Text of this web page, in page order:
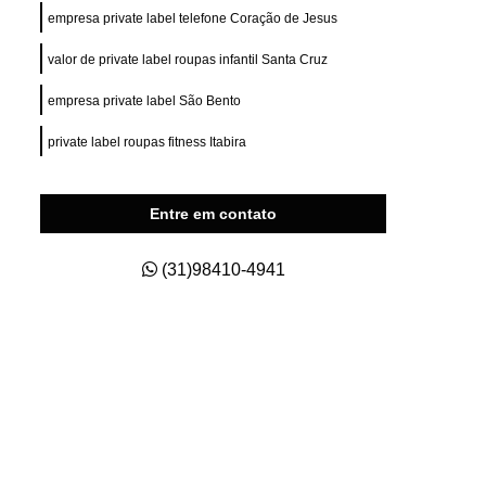
Fit
Private Label para e Commerce
Private Label Roupas Masculinas
Size
Estamparia de Camisetas Digital
Estamparia Digital em Camiseta
Estamparia Digital para Camiseta
empresa private label telefone Coração de Jesus
valor de private label roupas infantil Santa Cruz
empresa private label São Bento
private label roupas fitness Itabira
Entre em contato
(31)98410-4941